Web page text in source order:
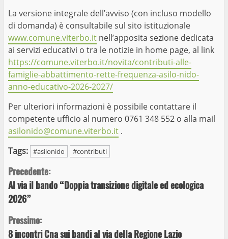
La versione integrale dell’avviso (con incluso modello
di domanda) è consultabile sul sito istituzionale
www.comune.viterbo.it nell’apposita sezione dedicata
ai servizi educativi o tra le notizie in home page, al link
https://comune.viterbo.it/novita/contributi-alle-
famiglie-abbattimento-rette-frequenza-asilo-nido-
anno-educativo-2026-2027/
Per ulteriori informazioni è possibile contattare il
competente ufficio al numero 0761 348 552 o alla mail
asilonido@comune.viterbo.it .
Tags: #asilonido #contributi
Continue
Reading
Precedente:
Al via il bando “Doppia transizione digitale ed ecologica
2026”
Prossimo:
8 incontri Cna sui bandi al via della Regione Lazio